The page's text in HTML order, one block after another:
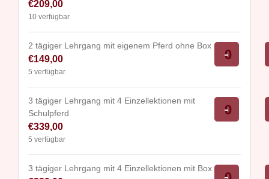
Boxe
mit
mit
€209,00
10 verfügbar
für
tägiger
mit
2
mit
Boxe
2 tägiger Lehrgang mit eigenem Pferd ohne Box
€149,00
5 verfügbar
der
für
2
mit
-Anzahl
3 tägiger Lehrgang mit 4 Einzellektionen mit
Schulpferd
€339,00
5 verfügbar
der
für
3
-Anzahl
3 tägiger Lehrgang mit 4 Einzellektionen mit Box